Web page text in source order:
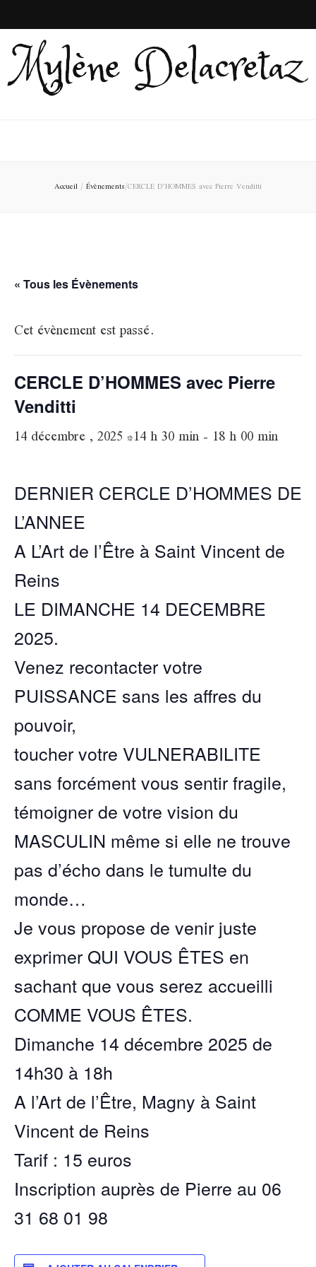
Mylène Delacretaz
Accueil/ Évènements/CERCLE D’HOMMES avec Pierre Venditti
« Tous les Évènements
Cet évènement est passé.
CERCLE D’HOMMES avec Pierre
Venditti
14 décembre , 2025 *14 h 30 min- 18 h 00 min
DERNIER CERCLE D’HOMMES DE
L’ANNEE
A L’Art de l’Être à Saint Vincent de
Reins
LE DIMANCHE 14 DECEMBRE
2025.
Venez recontacter votre
PUISSANCE sans les affres du
pouvoir,
toucher votre VULNERABILITE
sans forcément vous sentir fragile,
témoigner de votre vision du
MASCULIN même si elle ne trouve
pas d’écho dans le tumulte du
monde…
Je vous propose de venir juste
exprimer QUI VOUS ÊTES en
sachant que vous serez accueilli
COMME VOUS ÊTES.
Dimanche 14 décembre 2025 de
14h30 à 18h
A l’Art de l’Être, Magny à Saint
Vincent de Reins
Tarif : 15 euros
Inscription auprès de Pierre au 06
31 68 01 98